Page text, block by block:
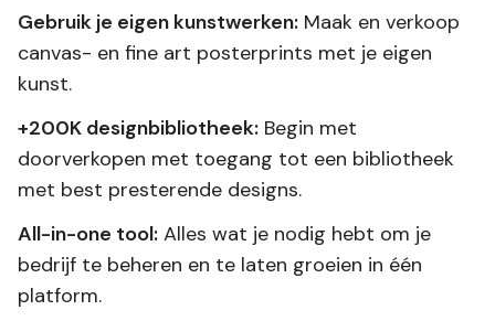
Gebruik je eigen kunstwerken: Maak en verkoop
canvas- en fine art posterprints met je eigen
kunst.
+200K designbibliotheek: Begin met
doorverkopen met toegang tot een bibliotheek
met best presterende designs.
All-in-one tool: Alles wat je nodig hebt om je
bedrijf te beheren en te laten groeien in één
platform.